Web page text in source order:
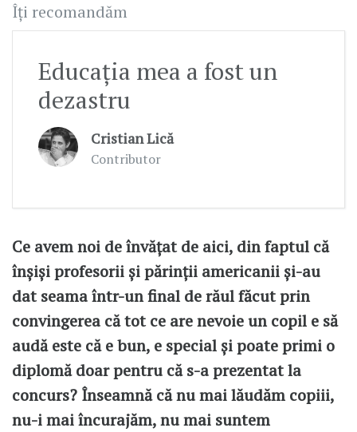
Îți recomandăm
Educația mea a fost un
dezastru
Cristian Lică
Contributor
Ce avem noi de învăţat de aici, din faptul că
înșiși profesorii şi părinţii americanii și-au
dat seama într-un final de răul făcut prin
convingerea că tot ce are nevoie un copil e să
audă este că e bun, e special şi poate primi o
diplomă doar pentru că s-a prezentat la
concurs? Înseamnă că nu mai lăudăm copiii,
nu-i mai încurajăm, nu mai suntem